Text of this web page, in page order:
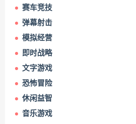
赛车竞技
弹幕射击
模拟经营
即时战略
文字游戏
恐怖冒险
休闲益智
音乐游戏